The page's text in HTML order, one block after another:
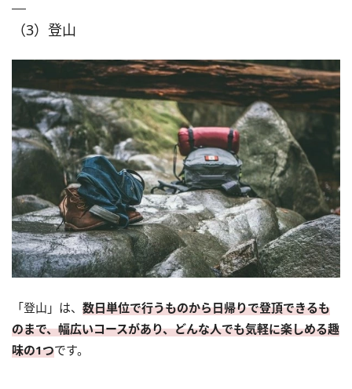
（3）登山
「登山」は、 数日単位で行うものから日帰りで登頂できるも
のまで、幅広いコースがあり、どんな人でも気軽に楽しめる趣
味の1つです。